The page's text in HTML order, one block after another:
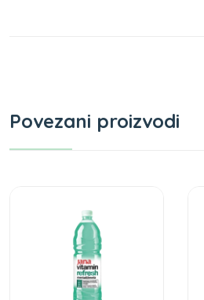
Povezani proizvodi